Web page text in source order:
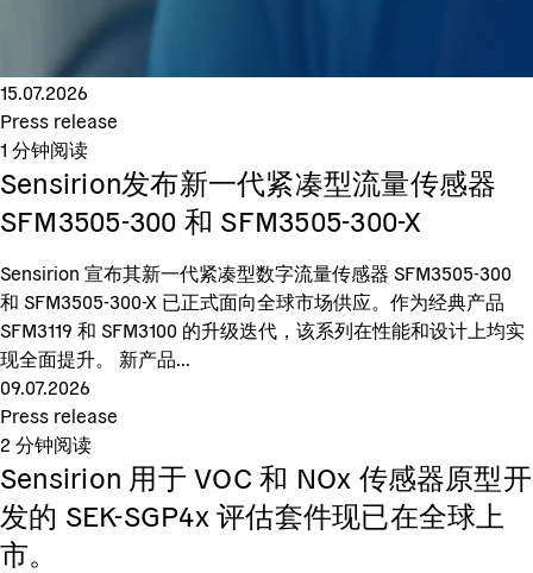
15.07.2026
Press release
1 分钟阅读
Sensirion发布新一代紧凑型流量传感器
SFM3505-300 和 SFM3505-300-X
Sensirion 宣布其新一代紧凑型数字流量传感器 SFM3505-300
和 SFM3505-300-X 已正式面向全球市场供应。作为经典产品
SFM3119 和 SFM3100 的升级迭代，该系列在性能和设计上均实
现全面提升。 新产品...
09.07.2026
Press release
2 分钟阅读
Sensirion 用于 VOC 和 NOx 传感器原型开
发的 SEK-SGP4x 评估套件现已在全球上
市。